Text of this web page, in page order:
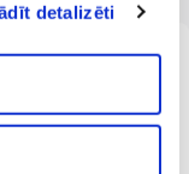
detalizēti
No 2 gadu vecuma
ārsts